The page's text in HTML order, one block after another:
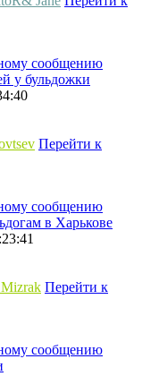
сообщению
у бульдожки
Перейти к
сообщению
в Харькове
Перейти к
сообщению